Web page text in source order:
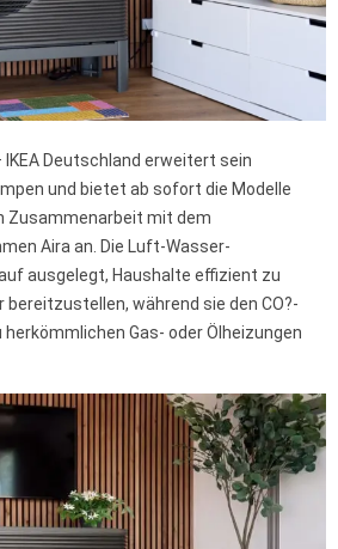
IKEA Deutschland erweitert sein
und bietet ab sofort die Modelle
Zusammenarbeit mit dem
Aira an. Die Luft-Wasser-
ausgelegt, Haushalte effizient zu
bereitzustellen, während sie den CO?-
Gas- oder Ölheizungen